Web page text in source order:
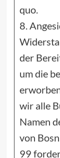
quo.
8.
der
um die
wir alle
Namen
von
99